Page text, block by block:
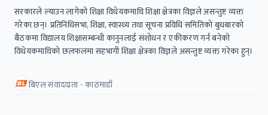
सरकारले ल्याउन लागेको शिक्षा विधेयकमाथि शिक्षा क्षेत्रका विज्ञले असन्तुष्ट व्यक्त
गरेका छन्। प्रतिनिधिसभा, शिक्षा, स्वास्थ्य तथा सूचना प्रविधि समितिको बुधबारको
बैठकमा विद्यालय शिक्षासम्बन्धी कानुनलाई संशोधन र एकीकरण गर्न बनेको
विधेयकमाथिको छलफलमा सहभागी शिक्षा क्षेत्रका विज्ञले असन्तुष्ट व्यक्त गरेका हुन्।
बिएल संवाददाता - काठमाडौं